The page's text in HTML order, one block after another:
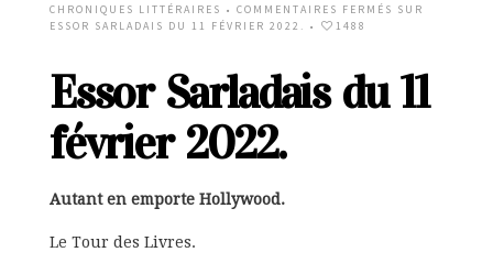
CHRONIQUES LITTÉRAIRES • COMMENTAIRES FERMÉS SUR
ESSOR SARLADAIS DU 11 FÉVRIER 2022. • 1488
Essor Sarladais du 11
février 2022.
Autant en emporte Hollywood.
Le Tour des Livres.